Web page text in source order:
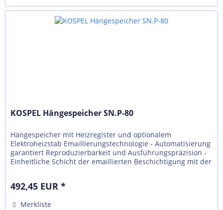
KOSPEL Hängespeicher SN.P-80
Hängespeicher mit Heizregister und optionalem
Elektroheizstab Emaillierungstechnologie - Automatisierung
garantiert Reproduzierbarkeit und Ausführungspräzision -
Einheitliche Schicht der emaillierten Beschichtigung mit der
492,45 EUR *
Merkliste